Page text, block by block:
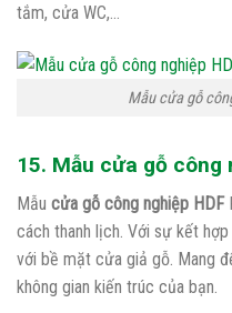
tắm, cửa WC,…
Mẫu cửa gỗ
15. Mẫu cửa gỗ công
Mẫu cửa gỗ công nghiệp HDF
cách thanh lịch. Với sự kết
với bề mặt cửa giả gỗ. Mang
không gian kiến trúc của bạn.